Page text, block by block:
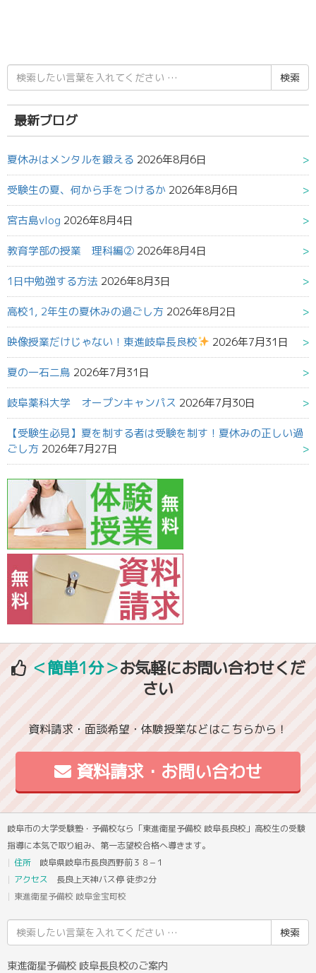
検
索
結
果:
最新ブログ
夏休みはメンタルを鍛える 2026年8月6日
受験生の夏、何から手をつけるか 2026年8月6日
宮古島vlog 2026年8月4日
教育学部の授業 理科編② 2026年8月4日
1日中勉強する方法 2026年8月3日
高校1, 2年生の夏休みの過ごし方 2026年8月2日
映像授業だけじゃない！東進岐阜長良校 2026年7月31日
夏の一石二鳥 2026年7月31日
岐阜薬科大学 オープンキャンパス 2026年7月30日
【受験生必見】夏を制する者は受験を制す！夏休みの正しい過
ごし方 2026年7月27日
＜簡単1分＞お気軽にお問い合わせくだ
さい
資料請求・面談希望・体験授業などはこちらから！
資料請求・お問い合わせ
岐阜市の大学受験塾・予備校なら「東進衛星予備校 岐阜長良校」高校生の受験
指導に本気で取り組み、第一志望校合格へ導きます。
住所 岐阜県岐阜市長良西野前３８−１
アクセス 長良上天神バス停 徒歩2分
東進衛星予備校 岐阜金宝町校
索
結
東進衛星予備校 岐阜長良校のご案内